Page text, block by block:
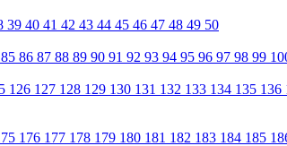
39 40 41 42 43 44 45 46 47 48 49 50
85 86 87 88 89 90 91 92 93 94 95 96 97 98 99
126 127 128 129 130 131 132 133 134 135 136
176 177 178 179 180 181 182 183 184 185